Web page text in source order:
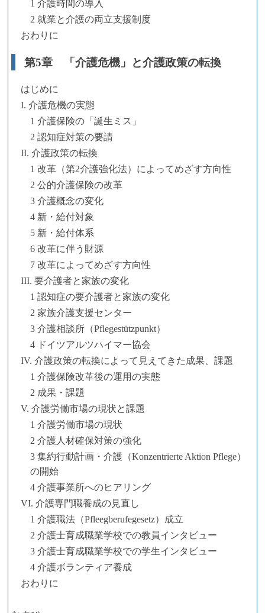
1 介護時間の導入
2 就業と介護の両立支援制度
おわりに
第5章 「介護危機」と介護政策の転換
はじめに
I. 介護危機の実態
1 介護保険の「誕生ミス」
2 認知症対策の要請
II. 介護政策の転換
1 改革（第2介護強化法）によってめざす方向性
2 公的介護保険の改革
3 介護概念の変化
4 新・給付対象
5 新・給付体系
6 改革に伴う財源
7 改革によってめざす方向性
III. 要介護者と家族の変化
1 認知症の要介護者と家族の変化
2 家族介護支援センター
3 介護相談所（Pflegestützpunkt）
4 ドイツアルツハイマー協会
IV. 介護政策の転換によって見えてきた成果、課題
1 介護保険改革後の運用の実態
2 成果・課題
V. 介護労働市場の現状と課題
1 介護労働市場の現状
2 介護人材確保対策の強化
3 集約行動計画・介護（Konzentrierte Aktion Pflege）
の開始
4 介護事業所へのヒアリング
VI. 介護専門職養成の見直し
1 介護職法（Pfleegberufegesetz）成立
2 介護士育成職業学校での教員インタビュー
3 介護士育成職業学校での学生インタビュー
4 介護ボランティア養成
おわりに